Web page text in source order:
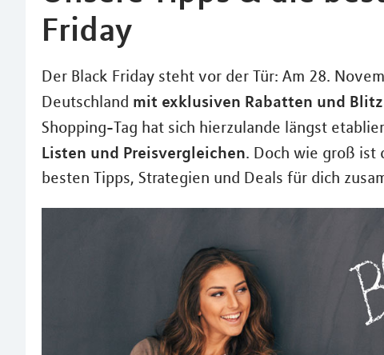
Friday
Der Black Friday steht vor der Tür: Am 28.
Deutschland mit exklusiven Rabatten und
Shopping-Tag hat sich hierzulande längst
Listen und Preisvergleichen. Doch wie groß ist
besten Tipps, Strategien und Deals für dich